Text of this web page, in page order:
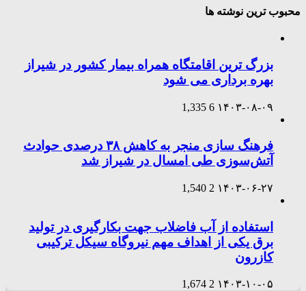
محبوب ترین نوشته ها
بزرگ ترین اقامتگاه همراه بیمار کشور در شیراز
بهره برداری می شود
۱۴۰۳-۰۸-۰۹ 6
1,335
فرهنگ سازی منجر به کاهش ۳۸ درصدی حوادث
آتش‌سوزی طی امسال در شیراز شد
۱۴۰۳-۰۶-۲۷ 2
1,540
استفاده از آب فاضلاب جهت بکارگیری در تولید
برق یکی از اهداف مهم نیروگاه سیکل ترکیبی
کازرون
۱۴۰۳-۱۰-۰۵ 2
1,674